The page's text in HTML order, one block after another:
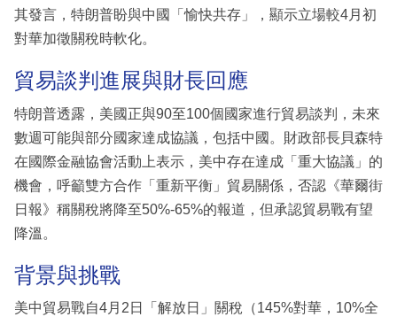
其發言，特朗普盼與中國「愉快共存」，顯示立場較4月初
對華加徵關稅時軟化。
貿易談判進展與財長回應
特朗普透露，美國正與90至100個國家進行貿易談判，未來
數週可能與部分國家達成協議，包括中國。財政部長貝森特
在國際金融協會活動上表示，美中存在達成「重大協議」的
機會，呼籲雙方合作「重新平衡」貿易關係，否認《華爾街
日報》稱關稅將降至50%-65%的報道，但承認貿易戰有望
降溫。
背景與挑戰
美中貿易戰自4月2日「解放日」關稅（145%對華，10%全